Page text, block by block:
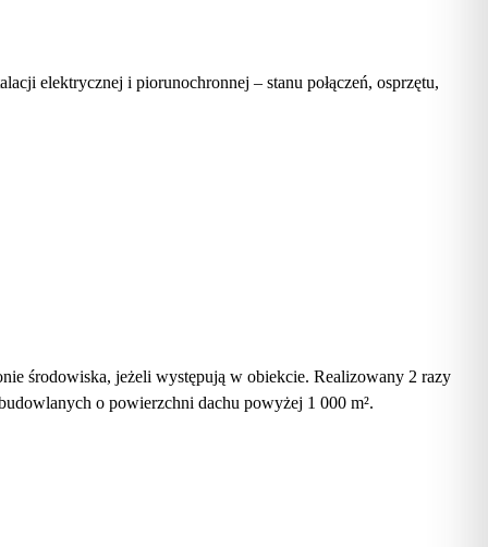
elektrycznej i piorunochronnej – stanu połączeń, osprzętu,
środowiska, jeżeli występują w obiekcie. Realizowany 2 razy
o powierzchni dachu powyżej 1 000 m².